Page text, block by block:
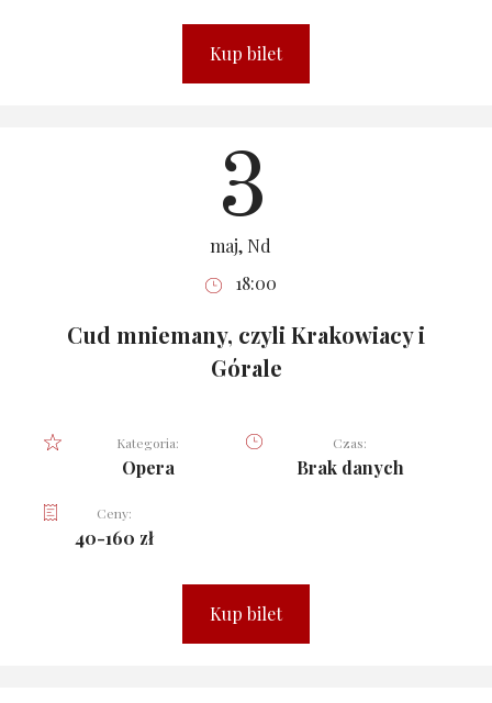
Kup bilet
3
maj, Nd
18:00
Cud mniemany, czyli Krakowiacy i
Górale
Kategoria:
Opera
Czas:
Brak danych
Ceny:
40-160 zł
Kup bilet